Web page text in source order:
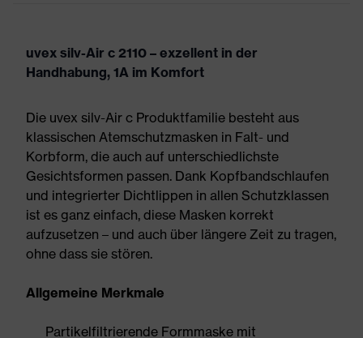
uvex silv-Air c 2110 – exzellent in der
Handhabung, 1A im Komfort
Die uvex silv-Air c Produktfamilie besteht aus
klassischen Atemschutzmasken in Falt- und
Korbform, die auch auf unterschiedlichste
Gesichtsformen passen. Dank Kopfbandschlaufen
und integrierter Dichtlippen in allen Schutzklassen
ist es ganz einfach, diese Masken korrekt
aufzusetzen – und auch über längere Zeit zu tragen,
ohne dass sie stören.
Allgemeine Merkmale
Partikelfiltrierende Formmaske mit